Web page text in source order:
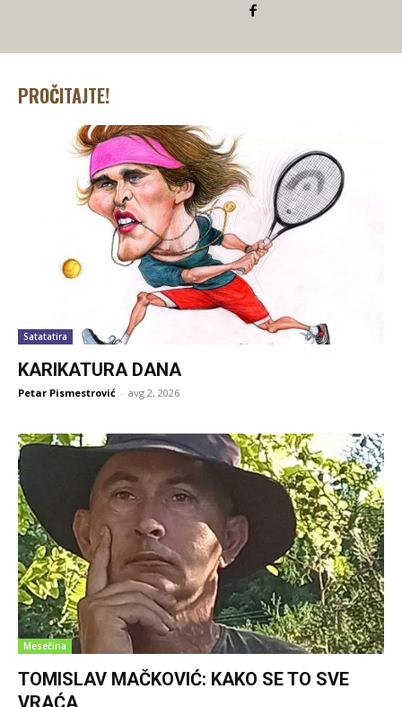
PROČITAJTE!
Satatatira
KARIKATURA DANA
Petar Pismestrović - avg 2, 2026
Mesečina
TOMISLAV MAČKOVIĆ: KAKO SE TO SVE